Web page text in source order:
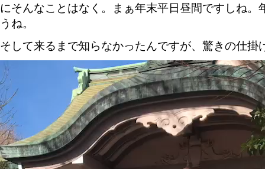
にそんなことはなく。まぁ年末平日昼間ですしね。
うね。
そして来るまで知らなかったんですが、驚きの仕掛
画
プ
レ
ー
ヤ
ー